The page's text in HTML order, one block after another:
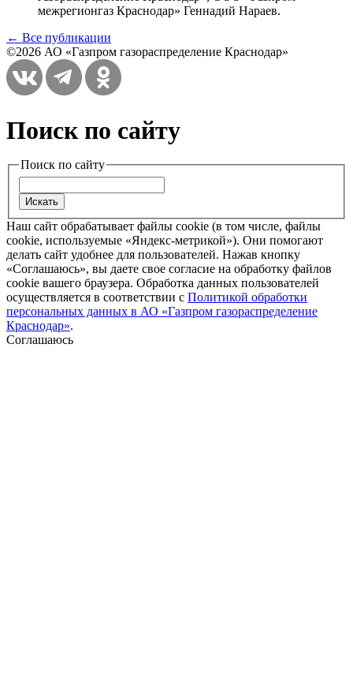
межрегионгаз Краснодар» Геннадий Нараев.
← Все публикации
©2026 АО «Газпром газораспределение Краснодар»
Поиск по сайту
Поиск по сайту
Наш сайт обрабатывает файлы cookie (в том числе, файлы
cookie, используемые «Яндекс-метрикой»). Они помогают
делать сайт удобнее для пользователей. Нажав кнопку
«Соглашаюсь», вы даете свое согласие на обработку файлов
cookie вашего браузера. Обработка данных пользователей
осуществляется в соответствии с Политикой обработки
персональных данных в АО «Газпром газораспределение
Краснодар».
Соглашаюсь